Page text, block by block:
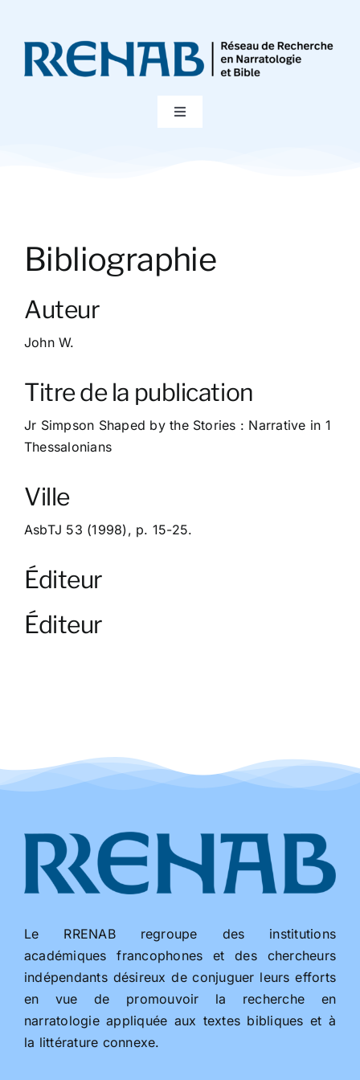
contenu
Toggle
Publications
Bibliographie
Contact
Bibliographie
Auteur
John W.
Titre de la publication
Jr Simpson Shaped by the Stories : Narrative in 1
Thessalonians
Ville
AsbTJ 53 (1998), p. 15-25.
Éditeur
Éditeur
Le RRENAB regroupe des institutions
académiques francophones et des chercheurs
indépendants désireux de conjuguer leurs efforts
en vue de promouvoir la recherche en
narratologie appliquée aux textes bibliques et à
la littérature connexe.